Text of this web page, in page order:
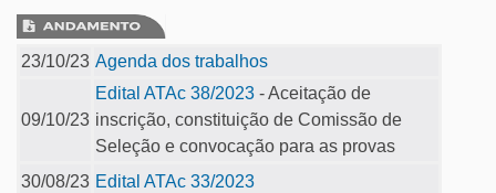
23/10/23 Agenda dos trabalhos
09/10/23
Edital ATAc 38/2023 - Aceitação de
inscrição, constituição de Comissão de
Seleção e convocação para as provas
30/08/23 Edital ATAc 33/2023